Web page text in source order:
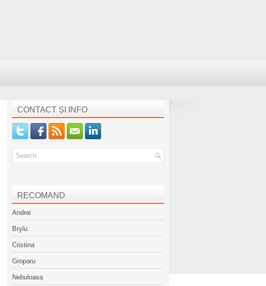
CONTACT ȘI INFO
RECOMAND
Andrei
Brylu
Cristina
Groparu
Nebuloasa